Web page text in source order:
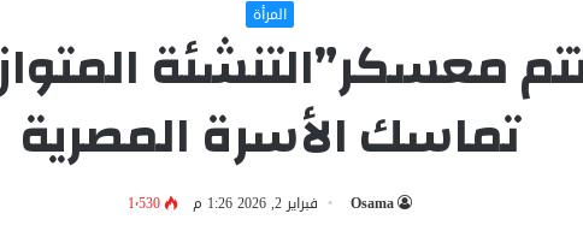
المرأة
معسكر”التنشئة
تماسك الأسرة المصرية
Osama فبراير 2, 2026 1:26 م 1٬530